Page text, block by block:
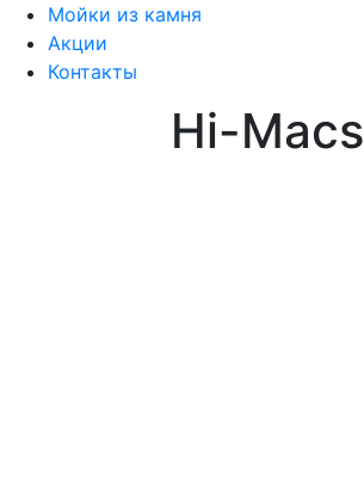
Мойки из камня
Акции
Контакты
Hi-Macs